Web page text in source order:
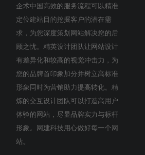
企术中国高效的服务流程可以精准
定位建站目的挖掘客户的潜在需
求，为您深度策划网站解决您的后
顾之忧。精英设计团队让网站设计
有差异化和较高的视觉冲击力，为
您的品牌首印象加分并树立高标准
形象同时为营销助力提高转化。精
炼的交互设计团队可以打造高用户
体验的网站，尽显品牌实力与标杆
形象。网建科技用心做好每一个网
站。